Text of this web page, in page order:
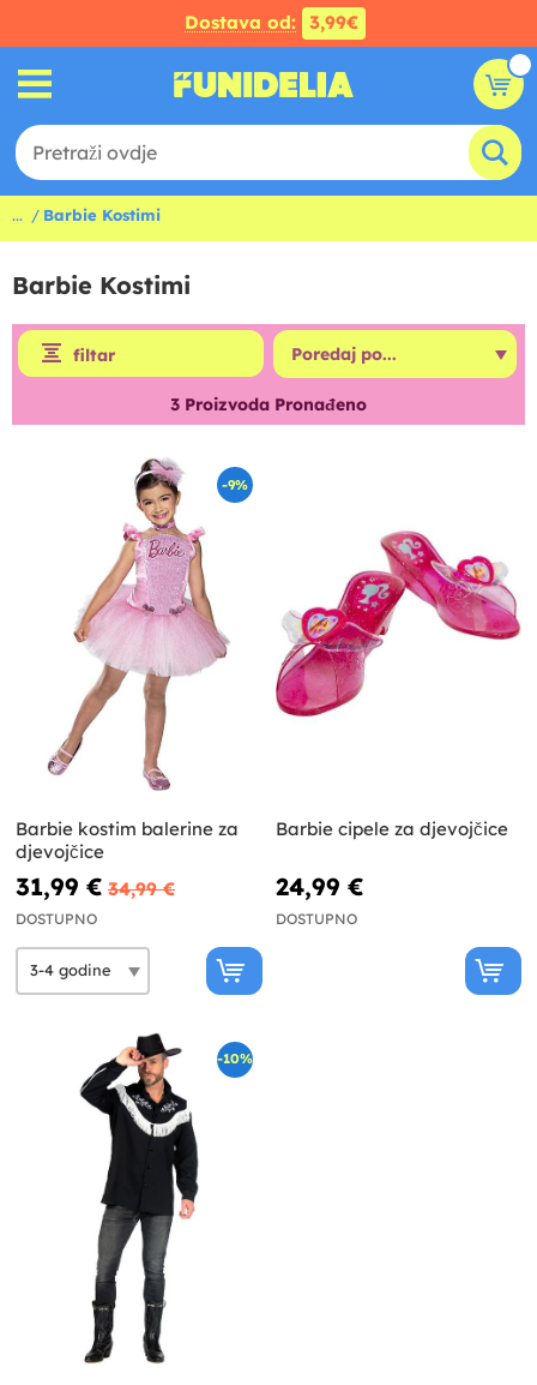
Dostava od: 3,99€
... Barbie Kostimi
Barbie Kostimi
filtar
3 Proizvoda Pronađeno
-9%
Barbie kostim balerine za
djevojčice
31,99 € 34,99 €
DOSTUPNO
Barbie cipele za djevojčice
24,99 €
DOSTUPNO
-10%